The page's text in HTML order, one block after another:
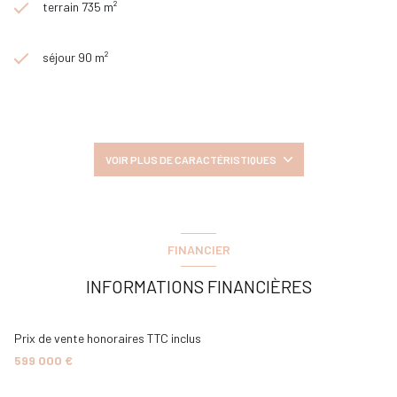
mets à disposition un terrain à proximité immédiate de 301 m2 (prix
« Les informations sur les risques auxquels ce bien est exposé sont
Les informations sur les risques auxquels ce bien est exposé sont
disponibles sur le siteGéorisques
terrain 735 m²
séjour 90 m²
1 salle(s) de bain
2 garage(s)
VOIR PLUS DE CARACTÉRISTIQUES
FINANCIER
INFORMATIONS FINANCIÈRES
Prix de vente honoraires TTC inclus
599 000 €